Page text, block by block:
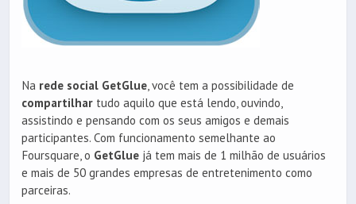
Na rede social GetGlue , você tem a possibilidade de
compartilhar tudo aquilo que está lendo, ouvindo,
assistindo e pensando com os seus amigos e demais
participantes. Com funcionamento semelhante ao
Foursquare, o GetGlue já tem mais de 1 milhão de usuários
e mais de 50 grandes empresas de entretenimento como
parceiras.